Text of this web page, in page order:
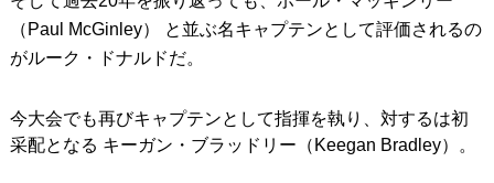
（Paul McGinley） と並ぶ名キャプテンとして評価されるの
がルーク・ドナルドだ。
今大会でも再びキャプテンとして指揮を執り、対するは初
采配となる キーガン・ブラッドリー（Keegan Bradley）。